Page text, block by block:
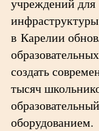
учреждений
в Карелии
создать
тысяч
оборудованием.